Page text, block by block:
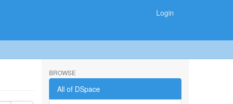
Login
BROWSE
All of DSpace